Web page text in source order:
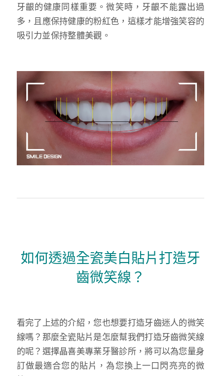
牙齦的健康同樣重要。微笑時，牙齦不能露出過
多，且應保持健康的粉紅色，這樣才能增強笑容的
吸引力並保持整體美觀。
如何透過全瓷美白貼片打造牙
齒微笑線？
看完了上述的介紹，您也想要打造牙齒迷人的微笑
線嗎？那麼全瓷貼片是怎麼幫我們打造牙齒微笑線
的呢？選擇晶喜美專業牙醫診所，將可以為您量身
訂做最適合您的貼片，為您換上一口閃亮亮的微